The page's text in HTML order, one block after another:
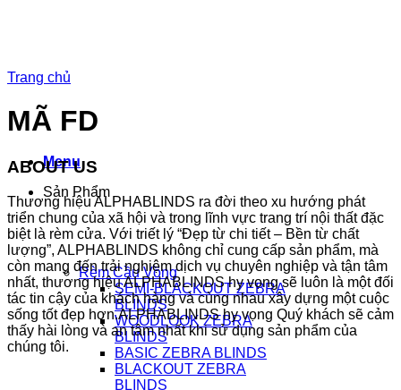
Menu
Sản Phẩm
Rèm Cầu Vồng
SEMI-BLACKOUT ZEBRA
BLINDS
WOODLOOK ZEBRA
BLINDS
BASIC ZEBRA BLINDS
BLACKOUT ZEBRA
BLINDS
Trang chủ
MÃ FD
ABOUT US
Thương hiệu ALPHABLINDS ra đời theo xu hướng phát
triển chung của xã hội và trong lĩnh vực trang trí nội thất đặc
biệt là rèm cửa. Với triết lý “Đẹp từ chi tiết – Bền từ chất
lượng”, ALPHABLINDS không chỉ cung cấp sản phẩm, mà
còn mang đến trải nghiệm dịch vụ chuyên nghiệp và tận tâm
nhất, thương hiệu ALPHABLINDS hy vọng sẽ luôn là một đối
tác tin cậy của khách hàng và cùng nhau xây dựng một cuộc
sống tốt đẹp hơn.ALPHABLINDS hy vọng Quý khách sẽ cảm
thấy hài lòng và an tâm nhất khi sử dụng sản phẩm của
chúng tôi.